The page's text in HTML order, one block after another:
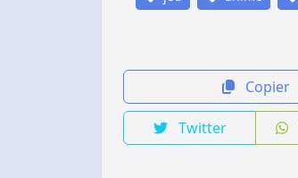
Copier
Twitter